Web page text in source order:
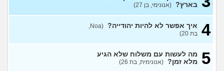
במלחמה?
(יפה, בת 33)
להיפרד ממנה למרות המצב?
(מתלבט, בן 27)
הבן שלי מסרב להתקלח בגלל
המצב, מה לעשות?
(אנונימית, בת 30)
בארץ? (אנונימי, בן 27)
4 איך אפשר לא להיות יהודייה?
(Noa,
בת 20)
5
מה לעשות עם משלוח שלא הגיע
מלא זמן? (אנונימית, בת 26)